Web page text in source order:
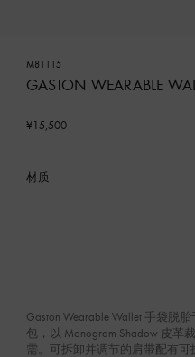
M81115
GASTON WEARABLE
¥15,500
材质
已
Gaston Wearable Wallet 手袋脱
包，以 Monogram Shadow 皮革
需。可拆卸并调节的肩带配有